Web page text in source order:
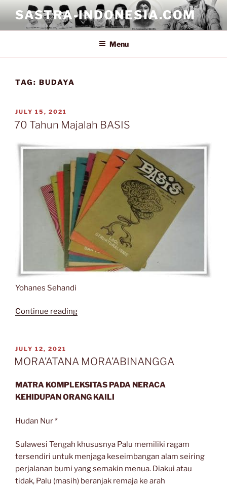
content
SASTRA-INDONESIA.COM
Menu
TAG: BUDAYA
POSTED
ON
JULY 15, 2021
70 Tahun Majalah BASIS
Yohanes Sehandi
Continue reading“70
POSTED
ON
JULY 12, 2021
MORA’ATANA MORA’ABINANGGA
MATRA KOMPLEKSITAS PADA NERACA
KEHIDUPAN ORANG KAILI
Hudan Nur *
Sulawesi Tengah khususnya Palu memiliki ragam
tersendiri untuk menjaga keseimbangan alam seiring
perjalanan bumi yang semakin menua. Diakui atau
tidak, Palu (masih) beranjak remaja ke arah